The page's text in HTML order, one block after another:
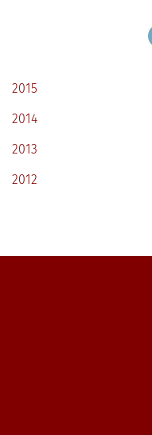
2015
2014
2013
2012